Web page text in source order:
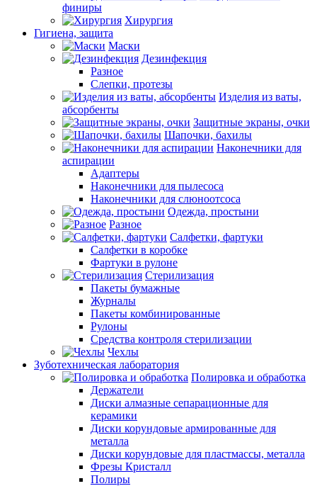
финиры
Хирургия
Гигиена, защита
Маски
Дезинфекция
Разное
Слепки, протезы
Изделия из ваты,
абсорбенты
Защитные экраны, очки
Шапочки, бахилы
Наконечники для
аспирации
Адаптеры
Наконечники для пылесоса
Наконечники для слюноотсоса
Одежда, простыни
Разное
Салфетки, фартуки
Салфетки в коробке
Фартуки в рулоне
Стерилизация
Пакеты бумажные
Журналы
Пакеты комбинированные
Рулоны
Средства контроля стерилизации
Чехлы
Зуботехническая лаборатория
Полировка и обработка
Держатели
Диски алмазные сепарационные для
керамики
Диски корундовые армированные для
металла
Диски корундовые для пластмассы, металла
Фрезы Кристалл
Полиры